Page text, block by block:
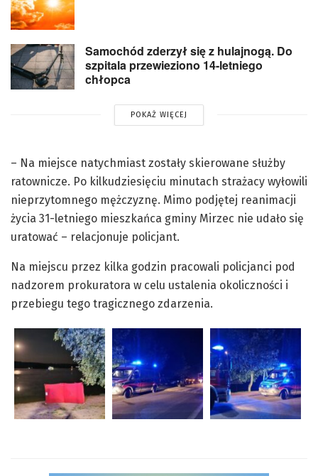
Samochód zderzył się z hulajnogą. Do
szpitala przewieziono 14-letniego
chłopca
POKAŻ WIĘCEJ
– Na miejsce natychmiast zostały skierowane służby
ratownicze. Po kilkudziesięciu minutach strażacy wyłowili
nieprzytomnego mężczyznę. Mimo podjętej reanimacji
życia 31-letniego mieszkańca gminy Mirzec nie udało się
uratować – relacjonuje policjant.
Na miejscu przez kilka godzin pracowali policjanci pod
nadzorem prokuratora w celu ustalenia okoliczności i
przebiegu tego tragicznego zdarzenia.